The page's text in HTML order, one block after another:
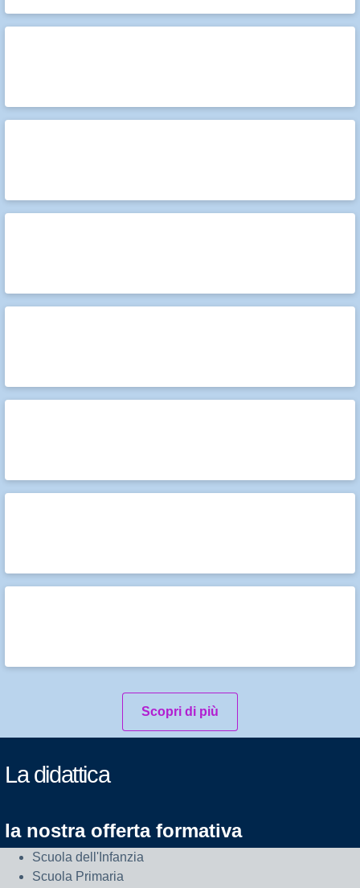
Scopri di più
La didattica
la nostra offerta formativa
Scuola dell'Infanzia
Scuola Primaria